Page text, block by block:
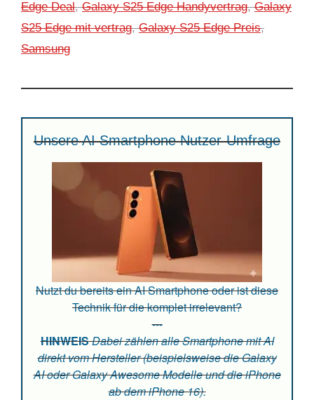
Edge Deal,Galaxy S25 Edge Handyvertrag,Galaxy
S25 Edge mit vertrag,Galaxy S25 Edge Preis,
Samsung
Unsere AI Smartphone Nutzer-Umfrage
Nutzt du bereits ein AI Smartphone oder ist diese
Technik für die komplet irrelevant?
---
HINWEISDabei zählen alle Smartphone mit AI
direkt vom Hersteller (beispielsweise die Galaxy
AI oder Galaxy Awesome Modelle und die iPhone
ab dem iPhone 16).